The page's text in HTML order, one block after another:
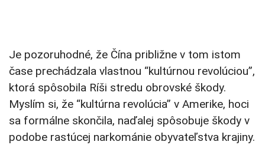
Je pozoruhodné, že Čína približne v tom istom
čase prechádzala vlastnou “kultúrnou revolúciou”,
ktorá spôsobila Ríši stredu obrovské škody.
Myslím si, že “kultúrna revolúcia” v Amerike, hoci
sa formálne skončila, naďalej spôsobuje škody v
podobe rastúcej narkománie obyvateľstva krajiny.